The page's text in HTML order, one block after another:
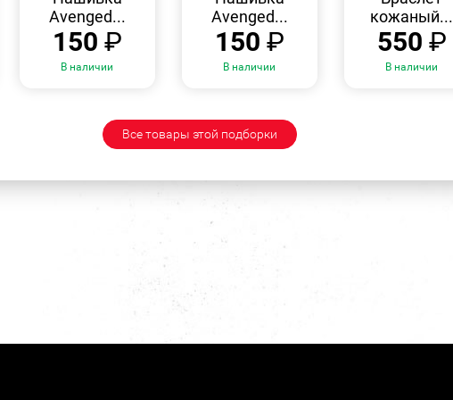
Avenged...
150 ₽
В наличии
Avenged...
150 ₽
В наличии
кожаный...
550 ₽
В наличии
Все товары этой подборки